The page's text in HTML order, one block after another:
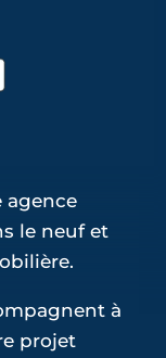
agence
le neuf et
à
projet